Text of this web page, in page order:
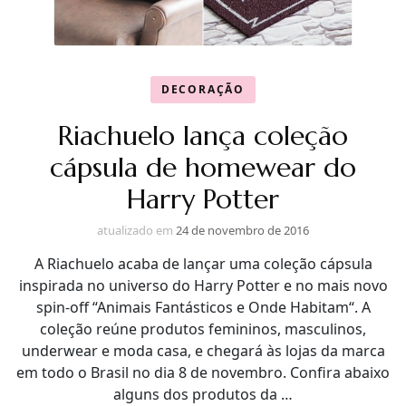
DECORAÇÃO
Riachuelo lança coleção
cápsula de homewear do
Harry Potter
atualizado em 24 de novembro de 2016
A Riachuelo acaba de lançar uma coleção cápsula
inspirada no universo do Harry Potter e no mais novo
spin-off “Animais Fantásticos e Onde Habitam“. A
coleção reúne produtos femininos, masculinos,
underwear e moda casa, e chegará às lojas da marca
em todo o Brasil no dia 8 de novembro. Confira abaixo
alguns dos produtos da …